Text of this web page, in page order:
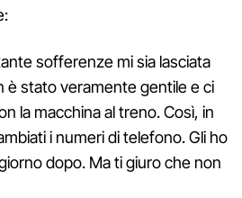
sofferenze mi sia lasciata
è stato veramente gentile e ci
la macchina al treno. Così, in
i numeri di telefono. Gli ho
dopo. Ma ti giuro che non